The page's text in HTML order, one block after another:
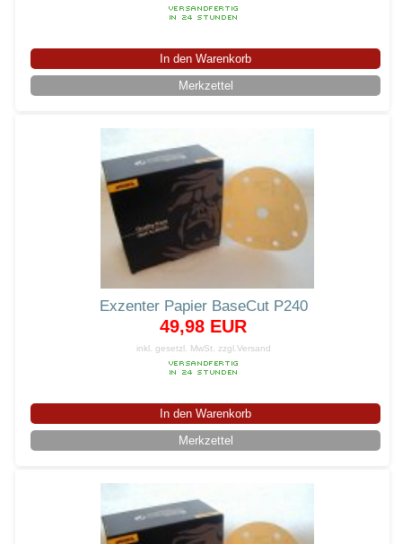
In den Warenkorb
Merkzettel
Exzenter Papier BaseCut P240
49,98 EUR
inkl. gesetzl. MwSt. zzgl.Versand
In den Warenkorb
Merkzettel